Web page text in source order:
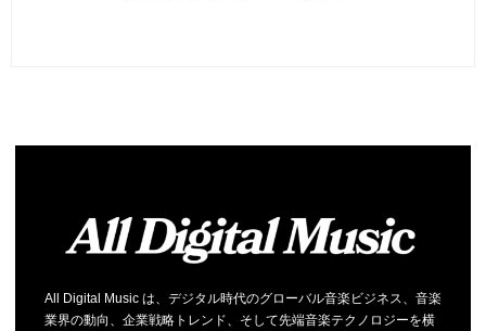
All Digital Music は、デジタル時代のグローバル音楽ビジネス、音楽
業界の動向、企業戦略トレンド、そして先端音楽テクノロジーを横